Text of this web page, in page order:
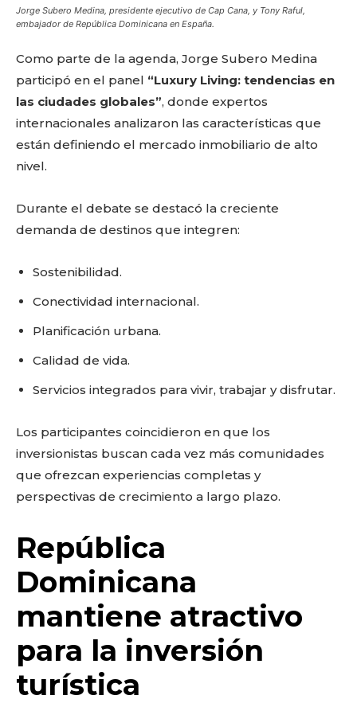
Jorge Subero Medina, presidente ejecutivo de Cap Cana, y Tony Raful,
embajador de República Dominicana en España.
Como parte de la agenda, Jorge Subero Medina
participó en el panel “Luxury Living: tendencias en
las ciudades globales”, donde expertos
internacionales analizaron las características que
están definiendo el mercado inmobiliario de alto
nivel.
Durante el debate se destacó la creciente
demanda de destinos que integren:
Sostenibilidad.
Conectividad internacional.
Planificación urbana.
Calidad de vida.
Servicios integrados para vivir, trabajar y disfrutar.
Los participantes coincidieron en que los
inversionistas buscan cada vez más comunidades
que ofrezcan experiencias completas y
perspectivas de crecimiento a largo plazo.
República
Dominicana
mantiene atractivo
para la inversión
turística